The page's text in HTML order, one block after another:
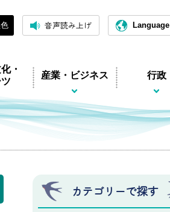
音声読み上げ Language
・
産業・ビジネス 行政
カテゴリーで探す